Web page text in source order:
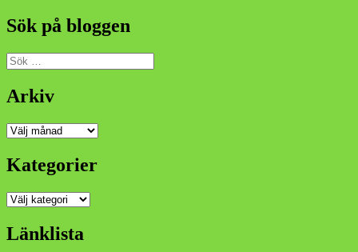
Sök på bloggen
Sök
efter:
Arkiv
Arkiv
Kategorier
Kategorier
Länklista